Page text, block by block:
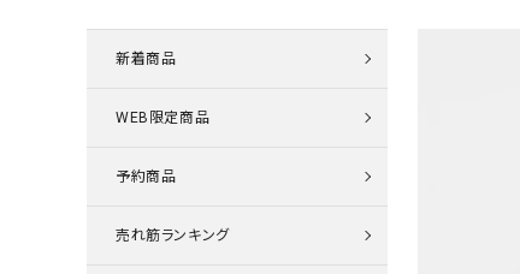
新着商品
WEB限定商品
予約商品
売れ筋ランキング